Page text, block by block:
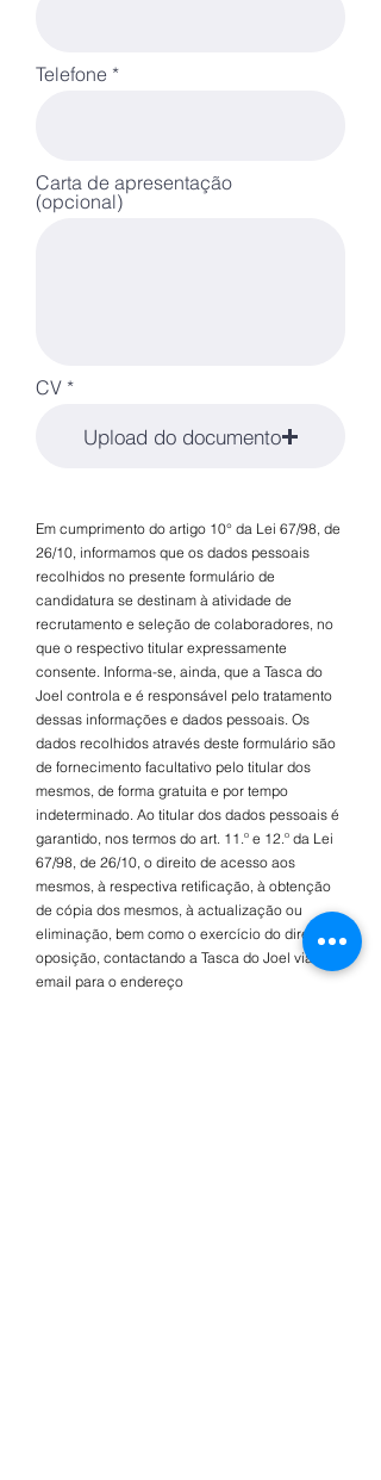
Telefone
Carta de apresentação
(opcional)
CV
Upload do documento
Em cumprimento do artigo 10° da Lei 67/98, de
26/10, informamos que os dados pessoais
recolhidos no presente formulário de
candidatura se destinam à atividade de
recrutamento e seleção de colaboradores, no
que o respectivo titular expressamente
consente. Informa-se, ainda, que a Tasca do
Joel controla e é responsável pelo tratamento
dessas informações e dados pessoais. Os
dados recolhidos através deste formulário são
de fornecimento facultativo pelo titular dos
mesmos, de forma gratuita e por tempo
indeterminado. Ao titular dos dados pessoais é
garantido, nos termos do art. 11.º e 12.º da Lei
67/98, de 26/10, o direito de acesso aos
mesmos, à respectiva retificação, à obtenção
de cópia dos mesmos, à actualização ou
eliminação, bem como o exercício do direito de
oposição, contactando a Tasca do Joel via
email para o endereço